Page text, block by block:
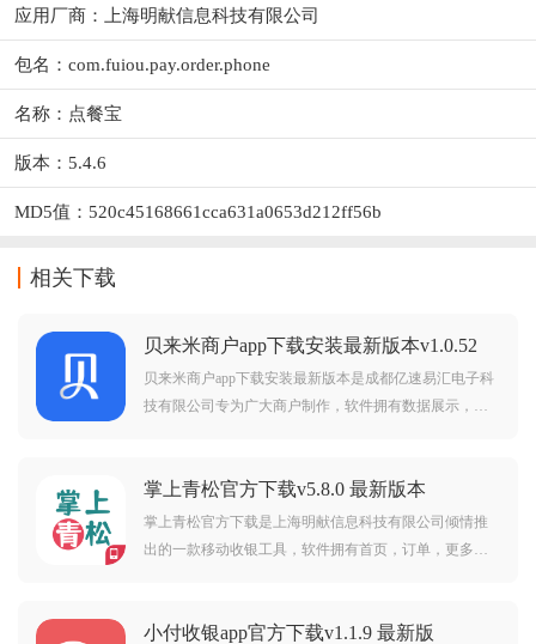
应用厂商： 上海明献信息科技有限公司
包名：com.fuiou.pay.order.phone
名称：点餐宝
版本：5.4.6
MD5值：520c45168661cca631a0653d212ff56b
相关下载
贝来米商户app下载安装最新版本v1.0.52
安卓版
贝来米商户app下载安装最新版本是成都亿速易汇电子科
技有限公司专为广大商户制作，软件拥有数据展示，商
紧前来下载使用吧。
掌上青松官方下载v5.8.0 最新版本
掌上青松官方下载是上海明献信息科技有限公司倾情推
出的一款移动收银工具，软件拥有首页，订单，更多等
以助力更智慧经营管理门店。
小付收银app官方下载v1.1.9 最新版